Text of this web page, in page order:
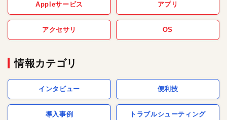
Appleサービス アプリ
アクセサリ OS
情報カテゴリ
インタビュー 便利技
導入事例 トラブルシューティング